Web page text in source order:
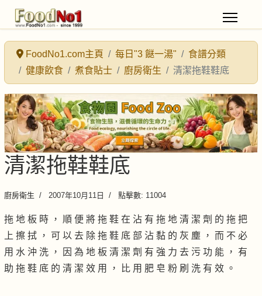
FoodNo1.com主頁 每日"3 餸一湯"
食譜分類
健康飲食
煮食貼士 廚房衛生 清潔拖鞋鞋底
清潔拖鞋鞋底
廚房衛生 2007年10月11日 點擊數: 11004
拖 地 板 時 ， 順 便 將 拖 鞋 在 沾 有 拖 地 清 潔 劑 的 拖 把
上 擦 拭 ， 可 以 去 除 拖 鞋 底 部 沾 黏 的 灰 塵 ， 而 不 必
用 水 沖 洗 ， 因 為 地 板 清 潔 劑 有 強 力 去 污 功 能 ， 有
助 拖 鞋 底 的 清 潔 效 用 ， 比 用 肥 皂 粉 刷 洗 有 效 。